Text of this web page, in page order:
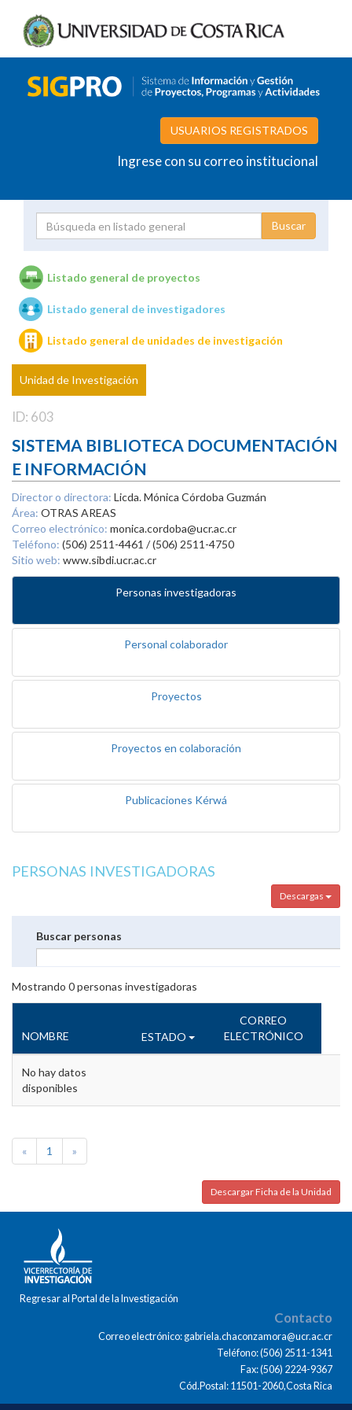
USUARIOS REGISTRADOS
Ingrese con su correo institucional
Unidades de investigación
Listado general de proyectos
Listado general de investigadores
Listado general de unidades de investigación
Unidad de Investigación
ID: 603
SISTEMA BIBLIOTECA DOCUMENTACIÓN
E INFORMACIÓN
Director o directora: Licda. Mónica Córdoba Guzmán
Área: OTRAS AREAS
Correo electrónico: monica.cordoba@ucr.ac.cr
Teléfono: (506) 2511-4461 / (506) 2511-4750
Sitio web: www.sibdi.ucr.ac.cr
Personas investigadoras
Personal colaborador
Proyectos
Proyectos en colaboración
Publicaciones Kérwá
PERSONAS INVESTIGADORAS
Descargas
Buscar personas
Mostrando 0personas investigadoras
NOMBRE ESTADO
CORREO
ELECTRÓNICO
No hay datos
disponibles
« 1 »
Descargar Ficha de la Unidad
Regresar al Portal de la Investigación
Contacto
Correo electrónico: gabriela.chaconzamora@ucr.ac.cr
Teléfono: (506) 2511-1341
Fax: (506) 2224-9367
Cód.Postal: 11501-2060,Costa Rica